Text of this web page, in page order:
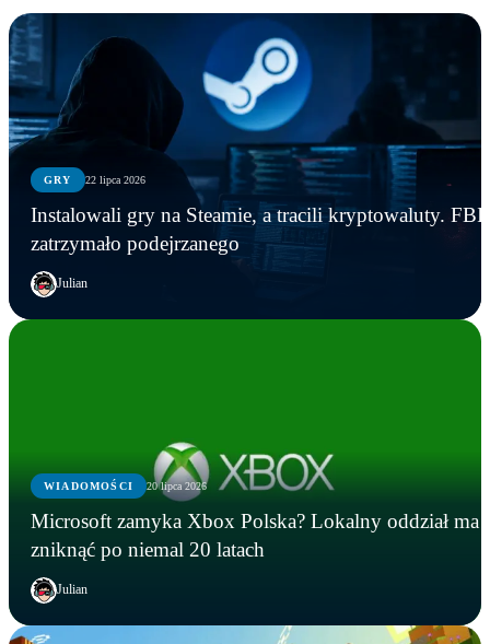
GRY 22 lipca 2026
Instalowali gry na Steamie, a tracili kryptowaluty. FBI
zatrzymało podejrzanego
Julian
WIADOMOŚCI 20 lipca 2026
Microsoft zamyka Xbox Polska? Lokalny oddział ma
zniknąć po niemal 20 latach
Julian